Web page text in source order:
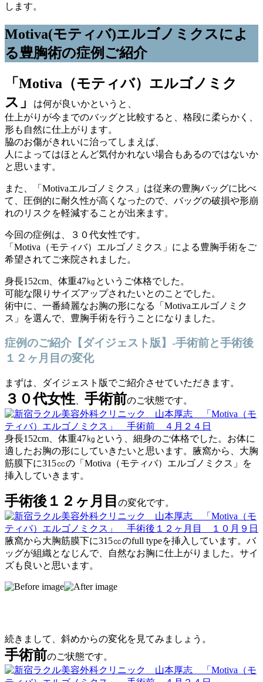
します。
Motiva(モティバ)エルゴノミクスによ
る豊胸術の症例ご紹介
「Motiva（モティバ）エルゴノミク
ス」
は何が良いかというと、
仕上がりが今までのバッグと比較すると、格段に柔らかく、
形も自然に仕上がります。
脇のお傷がきれいに治ってしまえば、
人によってはほとんど気付かれない場合もあるのではないか
と思います。
また、「Motivaエルゴノミクス」は従来の豊胸バッグに比べ
て、圧倒的に耐久性が高くなったので、バッグの破損や形崩
れのリスクを軽減することが出来ます。
今回の症例は、３０代女性です。
「Motiva（モティバ）エルゴノミクス」による豊胸手術をご
希望されてご来院されました。
身長152cm、体重47㎏というご体格でした。
可能な限りサイズアップされたいとのことでした。
術中に、一番綺麗なお胸の形になる「Motivaエルゴノミク
ス」を選んで、豊胸手術を行うことになりました。
症例のご紹介【ダイジェスト版】-手術前と手術後
１２ヶ月目の変化
まずは、ダイジェスト版でご紹介させていただきます。
３０代女性 手術前のご状態です。
身長152cm、体重47㎏という、細身のご体格でした。お体に
適したお胸の形にしていきたいと思います。腋窩から、大胸
筋膜下に315㏄の「Motiva（モティバ）エルゴノミクス」を
挿入していきます。
手術後１２ヶ月目 の変化です。
腋窩から大胸筋膜下に315㏄のfull typeを挿入しています。バ
ッグが組織となじんで、自然なお胸に仕上がりました。サイ
ズも良いと思います。
続きまして、斜めからの変化を見てみましょう。
手術前のご状態です。